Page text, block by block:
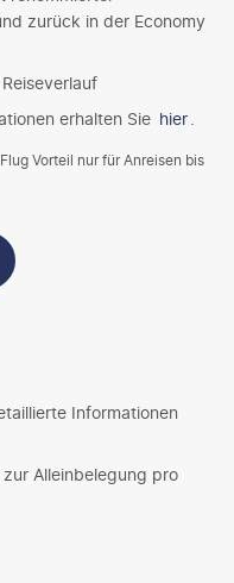
zurück in der Economy
erhalten Sie hier
Vorteil nur für Anreisen bis
Informationen
Alleinbelegung pro